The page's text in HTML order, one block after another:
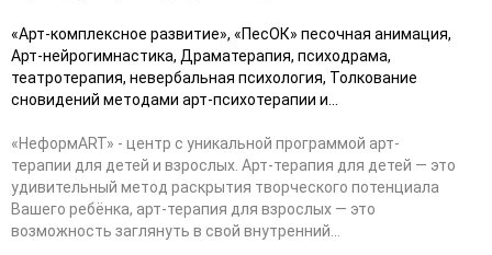
«Арт-комплексное развитие», «ПесОК» песочная анимация,
Арт-нейрогимнастика, Драматерапия, психодрама,
театротерапия, невербальная психология, Толкование
сновидений методами арт-психотерапии и...
«НеформART» - центр с уникальной программой арт-
терапии для детей и взрослых. Арт-терапия для детей — это
удивительный метод раскрытия творческого потенциала
Вашего ребёнка, арт-терапия для взрослых — это
возможность заглянуть в свой внутренний...